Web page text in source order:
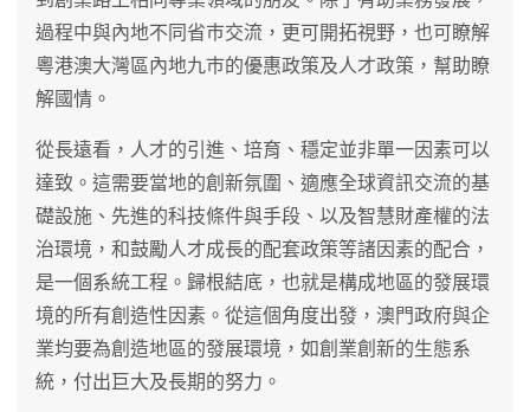
過程中與內地不同省巿交流，更可開拓視野，也可瞭解
粵港澳大灣區內地九巿的優惠政策及人才政策，幫助瞭
解國情。
從長遠看，人才的引進、培育、穩定並非單一因素可以
達致。這需要當地的創新氛圍、適應全球資訊交流的基
礎設施、先進的科技條件與手段、以及智慧財產權的法
治環境，和鼓勵人才成長的配套政策等諸因素的配合，
是一個系統工程。歸根結底，也就是構成地區的發展環
境的所有創造性因素。從這個角度出發，澳門政府與企
業均要為創造地區的發展環境，如創業創新的生態系
統，付出巨大及長期的努力。